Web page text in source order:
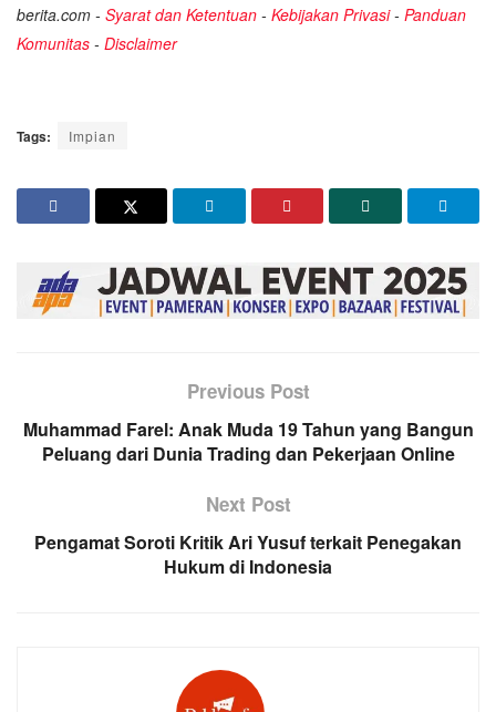
berita.com - Syarat dan Ketentuan - Kebijakan Privasi- Panduan
Komunitas - Disclaimer
Tags: Impian
Previous Post
Muhammad Farel: Anak Muda 19 Tahun yang Bangun
Peluang dari Dunia Trading dan Pekerjaan Online
Next Post
Pengamat Soroti Kritik Ari Yusuf terkait Penegakan
Hukum di Indonesia